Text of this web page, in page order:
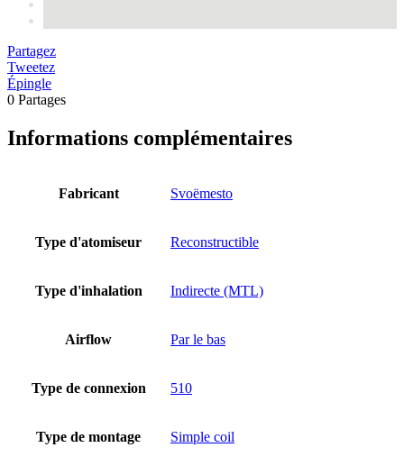
Partagez
Tweetez
Épingle
0 Partages
Informations complémentaires
Fabricant Svoëmesto
Type d'atomiseur Reconstructible
Type d'inhalation Indirecte (MTL)
Airflow Par le bas
Type de connexion 510
Type de montage Simple coil